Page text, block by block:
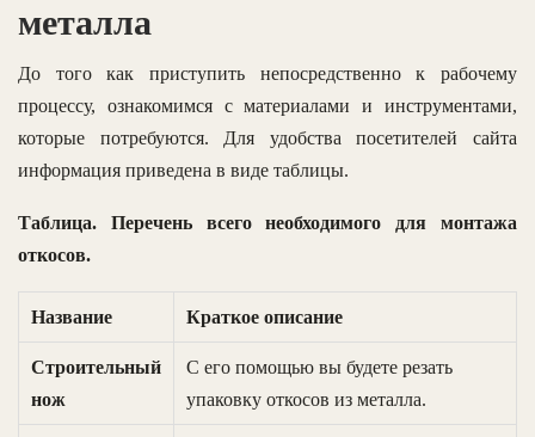
металла
До того как приступить непосредственно к рабочему
процессу, ознакомимся с материалами и инструментами,
которые потребуются. Для удобства посетителей сайта
информация приведена в виде таблицы.
Таблица. Перечень всего необходимого для монтажа
откосов.
Название Краткое описание
Строительный
нож
С его помощью вы будете резать
упаковку откосов из металла.